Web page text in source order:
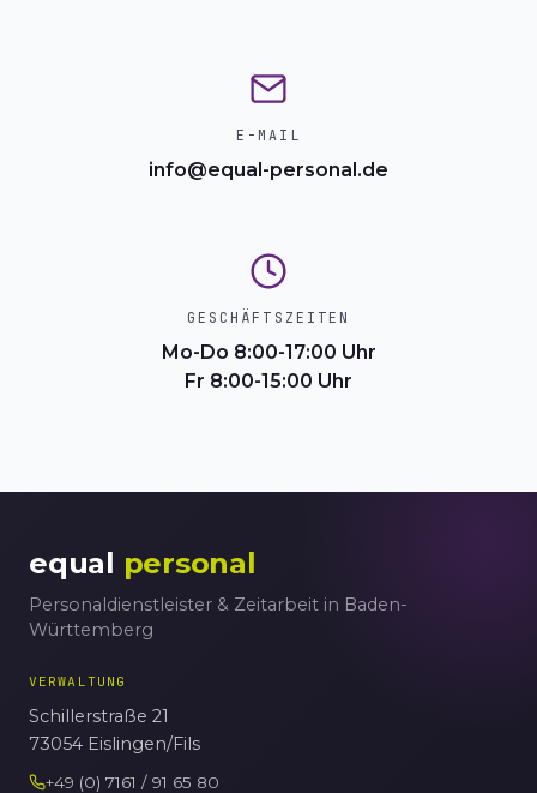
E-MAIL
info@equal-personal.de
GESCHÄFTSZEITEN
Mo-Do 8:00-17:00 Uhr
Fr 8:00-15:00 Uhr
equal personal
Personaldienstleister & Zeitarbeit in Baden-
Württemberg
VERWALTUNG
Schillerstraße 21
73054 Eislingen/Fils
+49 (0) 7161 / 91 65 80